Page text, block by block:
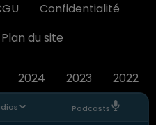
Podcasts
Confidentialité
Plan du site
2024 2023 2022